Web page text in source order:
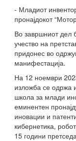
- Младиот
пронајдокот
Во завршниот дел
учество на
придонес во
манифестација.
На 12 ноември
изложба се одржа
школа за млади
еминентен
иновации и
кибернетика,
15 години